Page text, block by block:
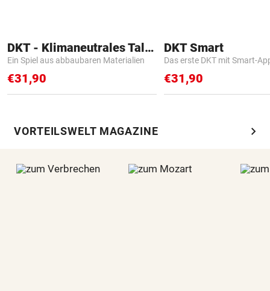
DKT - Klimaneutrales Talent
Ein Spiel aus abbaubaren Materialien
€31,90
DKT Smart
Das erste DKT mit Smart-
€31,90
VORTEILSWELT MAGAZINE chevron_right